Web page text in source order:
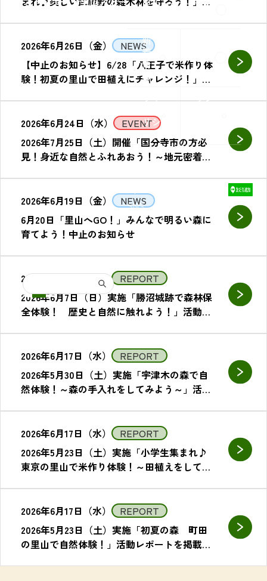
里山へGO！マッ
新
着
情
報
Q&A
サイ
リシ
ー
リン
SNS
2026年6月26日（金）
NEWS
【中止のお知らせ】6/28「八王子で米作り体
験！初夏の里山で田植えにチャレンジ！」＠
2026年6月24日（水）
EVENT
2026年7月25日（土）開催「国分寺市の方必
見！身近な自然とふれあおう！～地元密着プ
2026年6月19日（金）
NEWS
6月20日「里山へGO！」みんなで明るい森に
育てよう！中止のお知らせ
2026年6月17日（水）
REPORT
2026年6月7日（日）実施「勝沼城跡で森林保
全体験！ 歴史と自然に触れよう！」活動レ
2026年6月17日（水）
REPORT
2026年5月30日（土）実施「宇津木の森で自
然体験！～森の手入れをしてみよう～」活動
2026年6月17日（水）
REPORT
2026年5月23日（土）実施「小学生集まれ♪
東京の里山で米作り体験！～田植えをしてみ
2026年6月17日（水）
REPORT
2026年5月23日（土）実施「初夏の森 町田
の里山で自然体験！」活動レポートを掲載し